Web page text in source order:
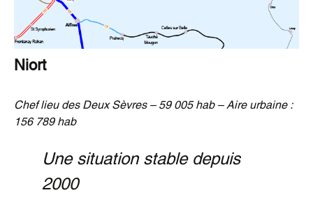
Niort
Chef lieu des Deux Sèvres – 59 005 hab – Aire urbaine :
156 789 hab
Une situation stable depuis
2000